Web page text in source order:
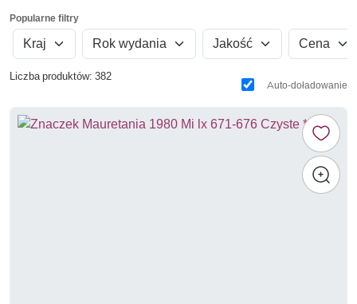
Popularne filtry
Kraj Rok wydania Jakość Cena
Liczba produktów: 382
Auto-doładowanie